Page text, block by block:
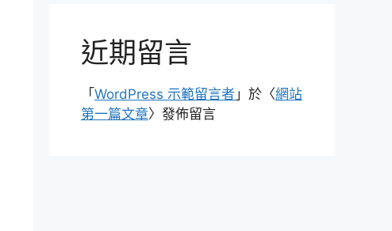
近期留言
「 WordPress 示範留言者 」於〈網站
第一篇文章〉發佈留言